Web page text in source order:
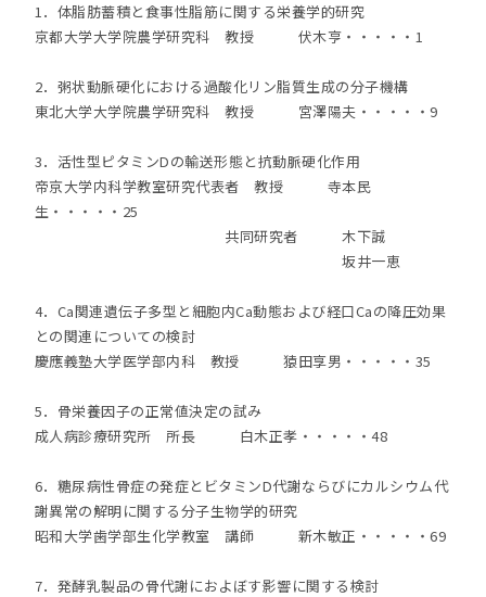
1．体脂肪蓄積と食事性脂筋に関する栄養学的研究
京都大学大学院農学研究科 教授 伏木亨・・・・・1
2．粥状動脈硬化における過酸化リン脂質生成の分子機構
東北大学大学院農学研究科 教授 宮澤陽夫・・・・・9
3．活性型ピタミンDの輸送形態と抗動脈硬化作用
帝京大学内科学教室研究代表者 教授 寺本民
生・・・・・25
共同研究者 木下誠
坂井一恵
4．Ca関連遺伝子多型と細胞内Ca動態および経口Caの降圧効果
との関連についての検討
慶應義塾大学医学部内科 教授 猿田享男・・・・・35
5．骨栄養因子の正常値決定の試み
成人病診療研究所 所長 白木正孝・・・・・48
6．糖尿病性骨症の発症とビタミンD代謝ならびにカルシウム代
謝異常の解明に関する分子生物学的研究
昭和大学歯学部生化学教室 講師 新木敏正・・・・・69
7．発酵乳製品の骨代謝におよぼす影響に関する検討